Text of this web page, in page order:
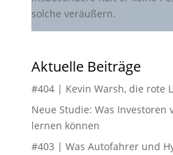
solche veräußern.
Aktuelle Beiträge
#404 | Kevin Warsh, die rote
Neue Studie: Was Investoren
lernen können
#403 | Was Autofahrer und